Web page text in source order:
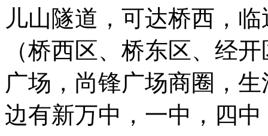
儿山隧道，可达桥西，
（桥西区、桥东区、经
广场，尚锋广场商圈，
边有新万中，一中，四